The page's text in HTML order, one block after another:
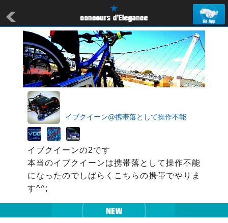
イブクイーン@携帯落として操作不能
イブクイーンの2です
本当のイブクイーンは携帯落として操作不能
になったのでしばらくこちらの携帯でやりま
す^^;